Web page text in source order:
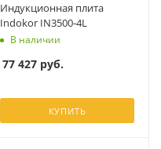
Индукционная плита
Indokor IN3500-4L
В наличии
77 427 руб.
КУПИТЬ